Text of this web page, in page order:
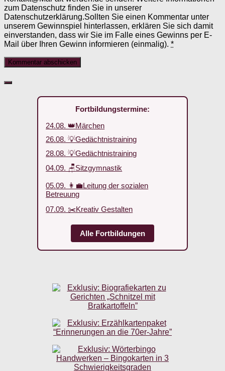
zum Datenschutz finden Sie in unserer
Datenschutzerklärung.Sollten Sie einen Kommentar unter
unserem Gewinnspiel hinterlassen, erklären Sie sich damit
einverstanden, dass wir Sie im Falle eines Gewinns per E-
Mail über Ihren Gewinn informieren (einmalig). *
Fortbildungstermine:
24.08. 👑Märchen
26.08. 💡Gedächtnistraining
28.08. 💡Gedächtnistraining
04.09. 🪑Sitzgymnastik
05.09. 👩‍💼Leitung der sozialen
Betreuung
07.09. ✂️Kreativ Gestalten
Alle Fortbildungen